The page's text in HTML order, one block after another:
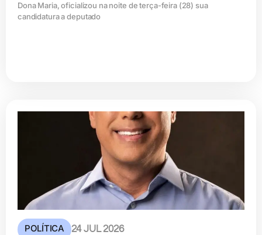
Dona Maria, oficializou na noite de terça-feira (28) sua
candidatura a deputado
POLÍTICA 24 JUL 2026